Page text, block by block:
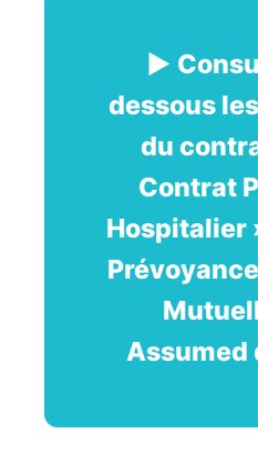
►
dessous
du
Contrat
Hospitalier
Assumed